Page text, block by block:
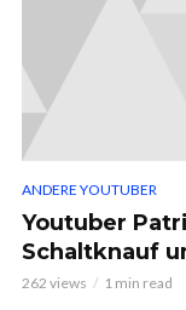
ANDERE YOUTUBER
Youtuber
Schaltknauf
262 views 1 min read